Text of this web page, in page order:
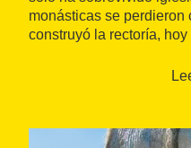
monásticas se
construyó la rectoría,
tres ábsides
Cataluña, hay un friso